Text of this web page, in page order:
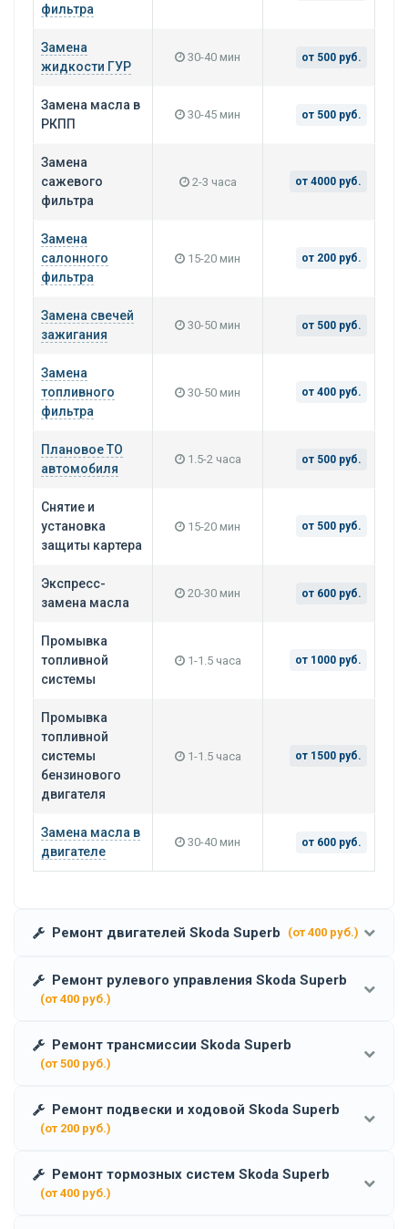
фильтра
Замена
жидкости ГУР
30-40 мин от 500 руб.
Замена масла в
РКПП
30-45 мин от 500 руб.
Замена
сажевого
фильтра
2-3 часа от 4000 руб.
Замена
салонного
фильтра
15-20 мин от 200 руб.
Замена свечей
зажигания
30-50 мин от 500 руб.
Замена
топливного
фильтра
30-50 мин от 400 руб.
Плановое ТО
автомобиля
1.5-2 часа от 500 руб.
Снятие и
установка
защиты картера
15-20 мин от 500 руб.
Экспресс-
замена масла
20-30 мин от 600 руб.
Промывка
топливной
системы
1-1.5 часа от 1000 руб.
Промывка
топливной
системы
бензинового
двигателя
1-1.5 часа от 1500 руб.
Замена масла в
двигателе
30-40 мин от 600 руб.
Ремонт двигателей Skoda Superb (от 400 руб.)
Ремонт рулевого управления Skoda Superb
(от 400 руб.)
Ремонт трансмиссии Skoda Superb
(от 500 руб.)
Ремонт подвески и ходовой Skoda Superb
(от 200 руб.)
Ремонт тормозных систем Skoda Superb
(от 400 руб.)